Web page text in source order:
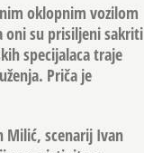
oklopnim vozilom
oni su prisiljeni sakriti
specijalaca traje
Priča je
Milić, scenarij Ivan